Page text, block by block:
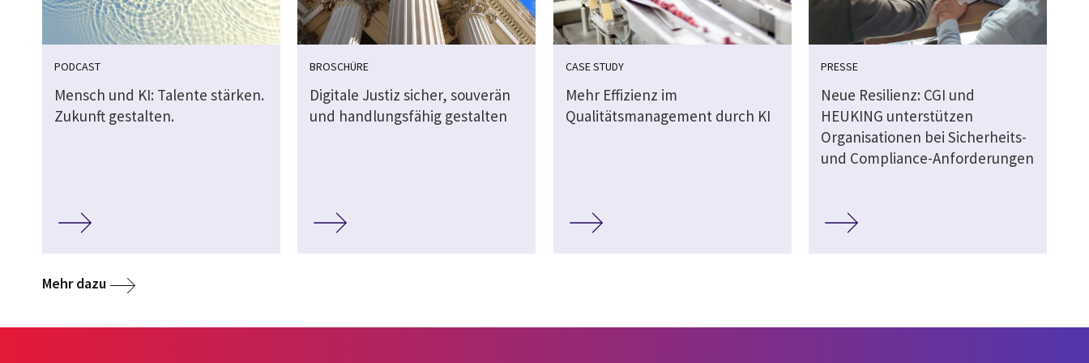
PODCAST
Mensch und KI: Talente stärken.
Zukunft gestalten.
BROSCHÜRE
Digitale Justiz sicher, souverän
und handlungsfähig gestalten
CASE STUDY
Mehr Effizienz im
Qualitätsmanagement durch KI
PRESSE
Neue Resilienz: CGI und
HEUKING unterstützen
Organisationen bei Sicherheits-
und Compliance-Anforderungen
Mehr dazu